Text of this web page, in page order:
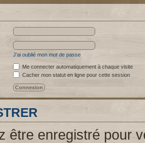
J’ai oublié mon mot de passe
Me connecter automatiquement à chaque visite
Cacher mon statut en ligne pour cette session
être enregistré pour